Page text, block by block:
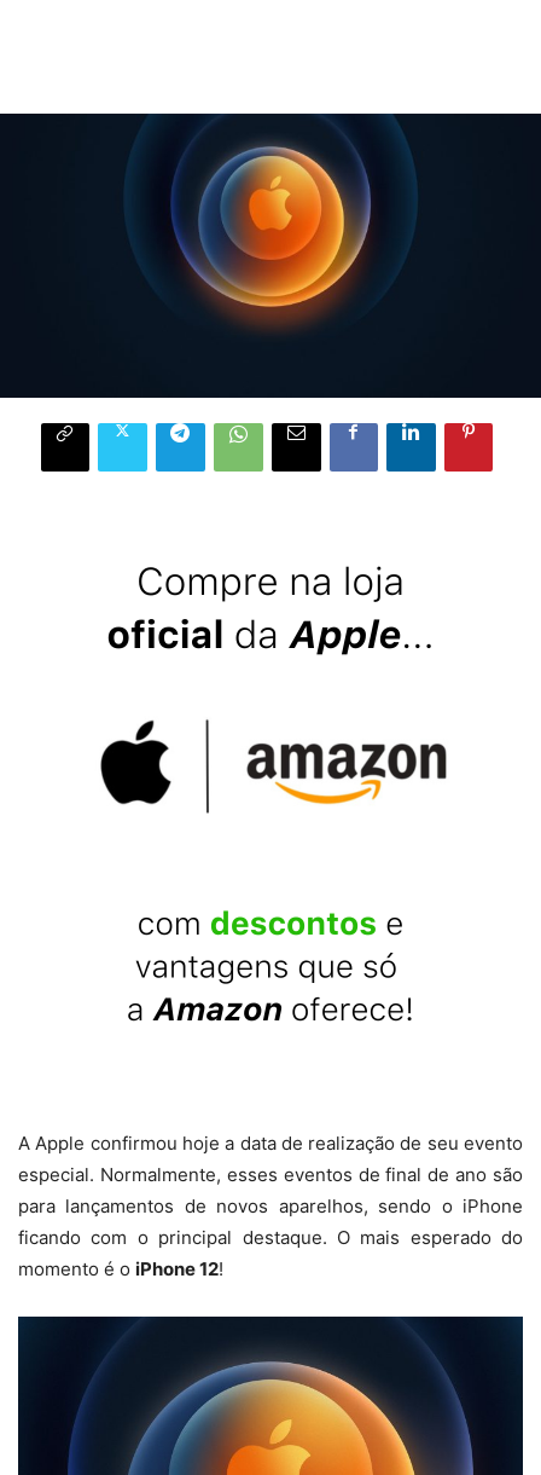
A Apple confirmou hoje a data de realização de seu evento
especial. Normalmente, esses eventos de final de ano são
para lançamentos de novos aparelhos, sendo o iPhone
ficando com o principal destaque. O mais esperado do
momento é o iPhone 12!